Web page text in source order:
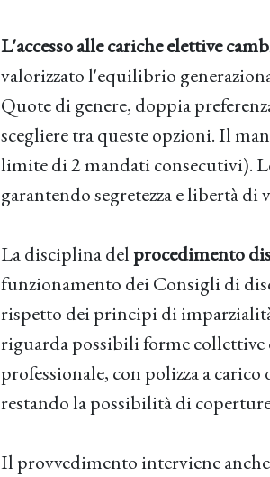
L'accesso alle cariche elettive
valorizzato l'equilibrio
Quote di genere, doppia
scegliere tra queste opzioni. Il
limite di 2 mandati consecutivi).
garantendo segretezza e libertà di
La disciplina delprocedimento
funzionamento dei Consigli di
rispetto dei principi di
riguarda possibili forme collettive
professionale, con polizza a
restando la possibilità di
Il provvedimento interviene